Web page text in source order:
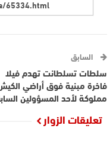
السابق
سلطات تسلطانت تهدم فيلا
فاخرة مبنية فوق أراضي
مملوكة لأحد المسؤولين
تعليقات الزوار